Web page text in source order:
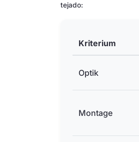
tejado:
Kriterium
Optik
Montage